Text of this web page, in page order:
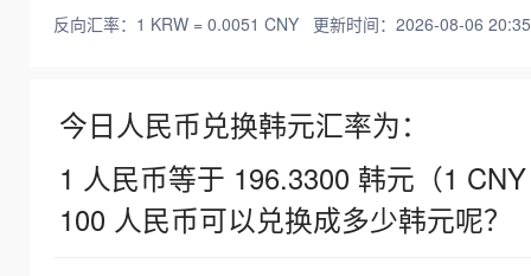
反向汇率：1 KRW = 0.0051 CNY 更新时间：2026-08-06
今日人民币兑换韩元汇率为：
1 人民币等于 196.3300 韩元（1
100 人民币可以兑换成多少韩元呢？